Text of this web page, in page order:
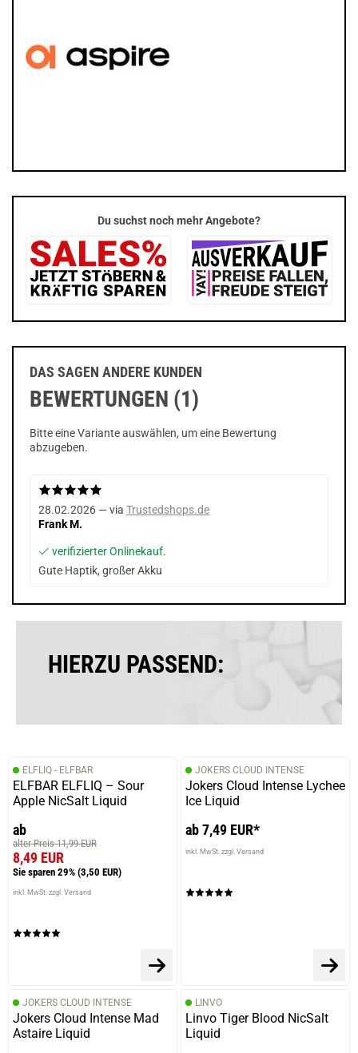
Du suchst noch mehr Angebote?
DAS SAGEN ANDERE KUNDEN
BEWERTUNGEN (1)
Bitte eine Variante auswählen, um eine Bewertung
abzugeben.
28.02.2026 — via Trustedshops.de
Frank M.
verifizierter Onlinekauf.
Gute Haptik, großer Akku
HIERZU PASSEND:
ELFLIQ - ELFBAR
ELFBAR ELFLIQ – Sour
Apple NicSalt Liquid
ab
alter Preis 11,99 EUR
8,49 EUR
Sie sparen 29% (3,50 EUR)
inkl. MwSt. zzgl. Versand
JOKERS CLOUD INTENSE
Jokers Cloud Intense Lychee
Ice Liquid
ab 7,49 EUR*
inkl. MwSt. zzgl. Versand
JOKERS CLOUD INTENSE
Jokers Cloud Intense Mad
Astaire Liquid
LINVO
Linvo Tiger Blood NicSalt
Liquid